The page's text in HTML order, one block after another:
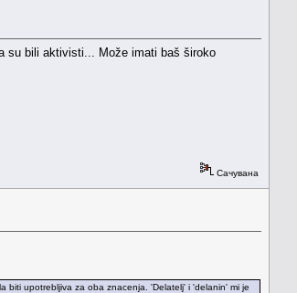
su bili aktivisti... Može imati baš široko
Сачувана
biti upotrebljiva za oba znacenja. 'Delatelj' i 'delanin' mi je